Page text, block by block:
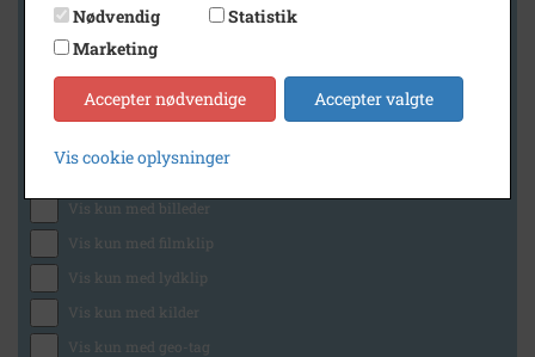
Generelt
Vis kun med billeder
Vis kun med filmklip
Vis kun med lydklip
Vis kun med kilder
Vis kun med geo-tag
Nødvendig
Statistik
Marketing
Accepter nødvendige Accepter valgte
Vis cookie oplysninger